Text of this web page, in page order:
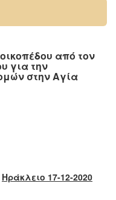
από τον
για την
στην Αγία
Ηράκλειο 17-12-2020